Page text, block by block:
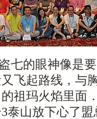
七的眼神像是
飞起路线，与
祖玛火焰里面
泰山放下心了